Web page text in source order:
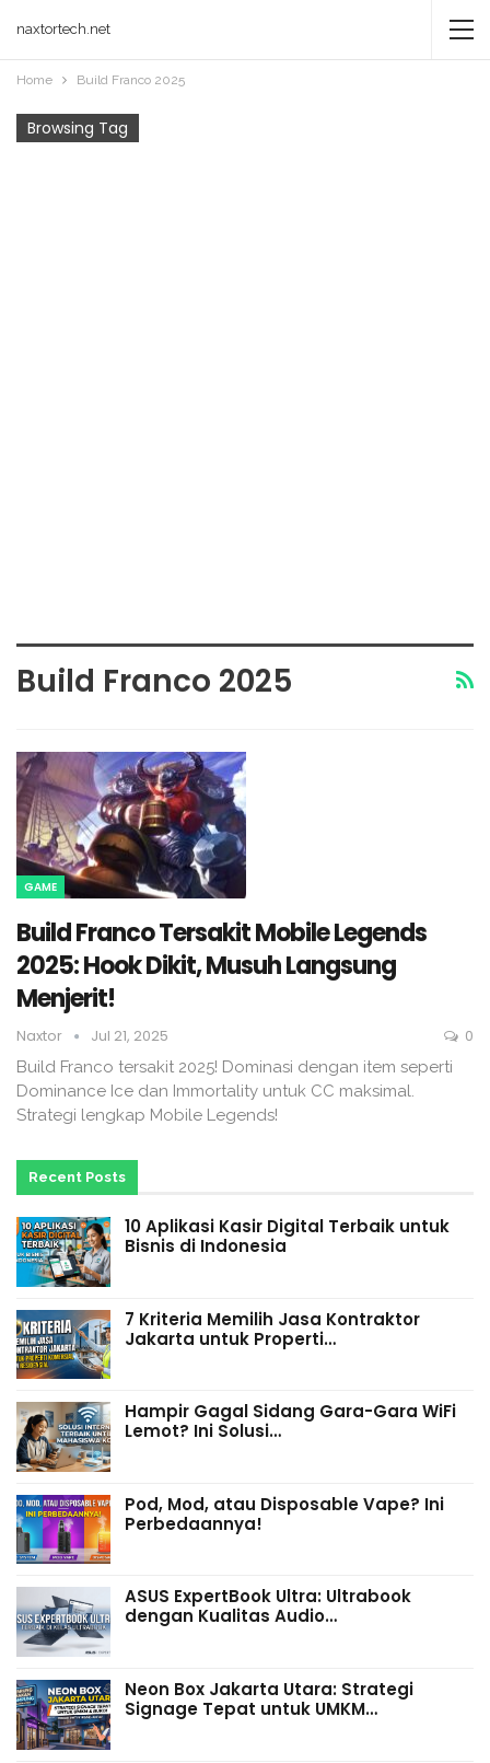
naxtortech.net
Home Build Franco 2025
Browsing Tag
Build Franco 2025
GAME
Build Franco Tersakit Mobile Legends
2025: Hook Dikit, Musuh Langsung
Menjerit!
Naxtor Jul 21, 2025 0
Build Franco tersakit 2025! Dominasi dengan item seperti
Dominance Ice dan Immortality untuk CC maksimal.
Strategi lengkap Mobile Legends!
Recent Posts
10 Aplikasi Kasir Digital Terbaik untuk
Bisnis di Indonesia
7 Kriteria Memilih Jasa Kontraktor
Jakarta untuk Properti…
Hampir Gagal Sidang Gara-Gara WiFi
Lemot? Ini Solusi…
Pod, Mod, atau Disposable Vape? Ini
Perbedaannya!
ASUS ExpertBook Ultra: Ultrabook
dengan Kualitas Audio…
Neon Box Jakarta Utara: Strategi
Signage Tepat untuk UMKM…